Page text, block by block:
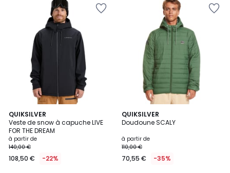
QUIKSILVER
Veste de snow à capuche LIVE
FOR THE DREAM
à partir de
140,00 €
108,50 € -22%
QUIKSILVER
Doudoune SCALY
à partir de
110,00 €
70,55 € -35%
3
Couleurs